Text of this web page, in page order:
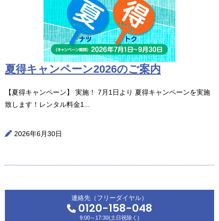
夏得キャンペーン2026のご案内
【夏得キャンペーン】 実施！ 7月1日より 夏得キャンペーンを実施
致します！レンタル料金1...
2026年6月30日
連絡先（フリーダイヤル）
0120-158-048
9:00～17:30(土日祝除く)